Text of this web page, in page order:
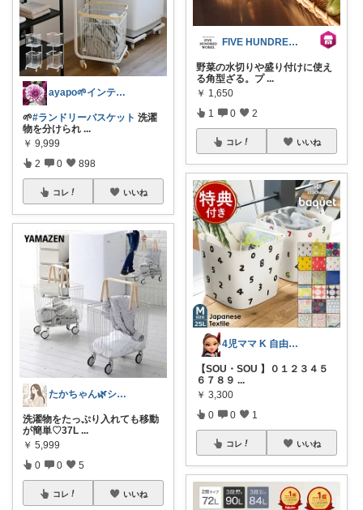
ayapo🌱インテリア&雑貨
🌱#ランドリーバスケット 洗濯
物を分けられ ...
￥ 9,999
2 0 898
コレ いいね
たかちゃん🌿シンプルで心地よい暮らし
洗濯物をたっぷり入れても移動
が簡単♡37L ...
￥ 5,999
0 0 5
コレ いいね
FIVE HUNDRED WORKS.
野菜の水切りや盛り付けに使え
る角型ざる。プ ...
￥ 1,650
1 0 2
コレ いいね
4児ママ K 自由に楽しく暮らそ⤴︎
【SOU・SOU 】０１２３４５
６７８９ ...
￥ 3,300
0 0 1
コレ いいね